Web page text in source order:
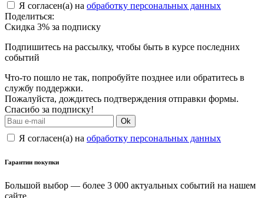
Я согласен(а) на обработку персональных данных
Поделиться:
Скидка 3% за подписку
Подпишитесь на рассылку, чтобы быть в курсе последних
событий
Что-то пошло не так, попробуйте позднее или обратитесь в
службу поддержки.
Пожалуйста, дождитесь подтверждения отправки формы.
Спасибо за подписку!
Ok
Я согласен(а) на обработку персональных данных
Гарантии покупки
Большой выбор — более 3 000 актуальных событий на нашем